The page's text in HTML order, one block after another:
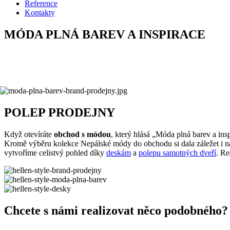
Reference
Kontakty
MÓDA PLNÁ BAREV A INSPIRACE
POLEP PRODEJNY
Když otevíráte obchod s módou, který hlásá „Móda plná barev a
Kromě výběru kolekce Nepálské módy do obchodu si dala záležet i
vytvoříme celistvý pohled díky deskám a polepu samotných dveří.
Chcete s námi realizovat něco podobného?